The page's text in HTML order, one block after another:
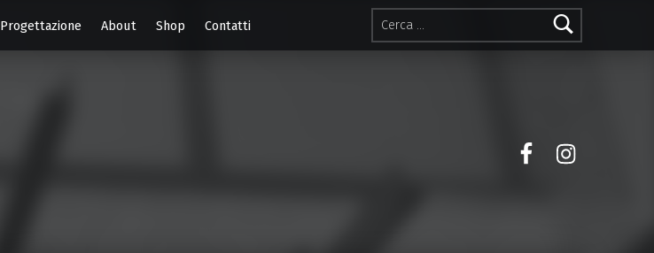
Ricerca per:
Progettazione About Shop Contatti
Facebook